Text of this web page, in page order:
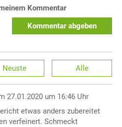
Kommentar
Kommentar abgeben
Neuste Alle
27.01.2020 um 16:46 Uhr
etwas anders zubereitet
verfeinert. Schmeckt